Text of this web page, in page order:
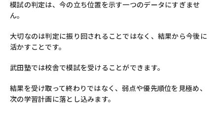
模試の判定は、今の立ち位置を示す一つのデータにすぎませ
ん。
大切なのは判定に振り回されることではなく、結果から今後に
活かすことです。
武田塾では校舎で模試を受けることができます。
結果を受け取って終わりではなく、弱点や優先順位を見極め、
次の学習計画に落とし込みます。